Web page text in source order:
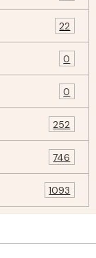
22
0
0
252
746
1093